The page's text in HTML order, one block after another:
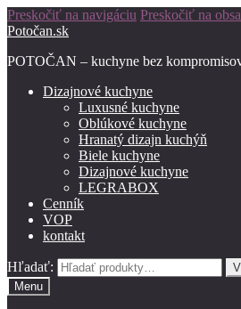
Preskočiť na navigáciu Preskočiť na
Potočan.sk
POTOČAN – kuchyne bez
Dizajnové kuchyne
Luxusné kuchyne
Oblúkové kuchyne
Hranatý dizajn kuchýň
Biele kuchyne
Dizajnové kuchyne
LEGRABOX
Cenník
VOP
kontakt
Hľadať:
Menu